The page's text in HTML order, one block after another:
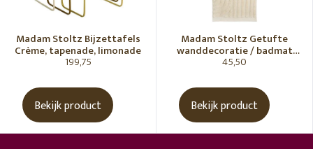
Madam Stoltz Bijzettafels
Crème, tapenade, limonade
199,75
Bekijk product
Madam Stoltz Getufte
wanddecoratie / badmat
Vanille
45,50
Bekijk product